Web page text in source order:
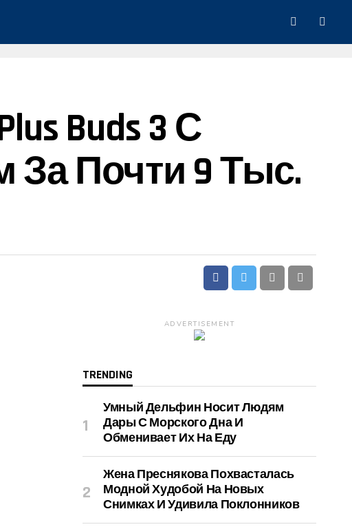
Buds 3 С
Почти 9 Тыс.
ADVERTISEMENT
TRENDING
Умный Дельфин Носит Людям
Дары С Морского Дна И
Обменивает Их На Еду
Жена Преснякова Похвасталась
Модной Худобой На Новых
Снимках И Удивила Поклонников